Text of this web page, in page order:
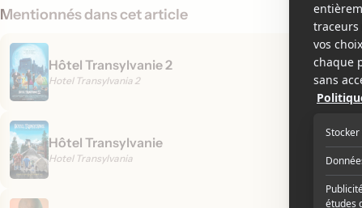
Mentionnés dans cet article
Hôtel Transylvanie 2
Hotel Transylvania 2
Hôtel Transylvanie
Hotel Transylvania